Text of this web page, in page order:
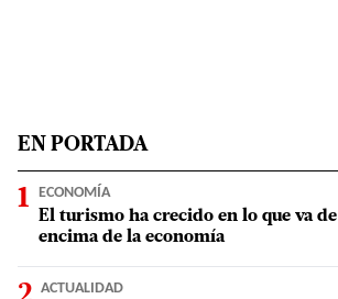
EN PORTADA
ECONOMÍA
El turismo ha crecido en lo que va
encima de la economía
ACTUALIDAD